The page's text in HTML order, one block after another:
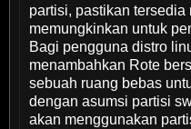
partisi, pastikan tersedia
memungkinkan untuk
Bagi pengguna distro
menambahkan Rote
sebuah ruang bebas
dengan asumsi partisi
akan menggunakan